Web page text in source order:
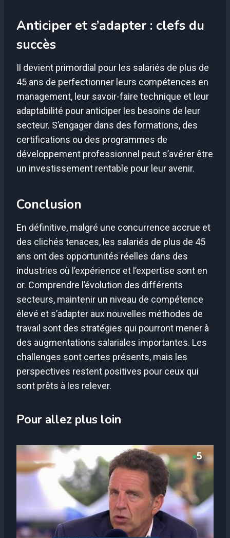
Anticiper et s’adapter : clefs du
succès
Il devient primordial pour les salariés de plus de
45 ans de perfectionner leurs compétences en
management, leur savoir-faire technique et leur
adaptabilité pour anticiper les besoins de leur
secteur. S’engager dans des formations, des
certifications ou des programmes de
développement professionnel peut s’avérer être
un investissement rentable pour leur avenir.
Conclusion
En définitive, malgré une concurrence accrue et
des clichés tenaces, les salariés de plus de 45
ans ont des opportunités réelles dans des
industries où l’expérience et l’expertise sont en
or. Comprendre l’évolution des différents
secteurs, maintenir un niveau de compétence
élevé et s’adapter aux nouvelles méthodes de
travail sont des stratégies qui pourront mener à
des augmentations salariales importantes. Les
challenges sont certes présents, mais les
perspectives restent positives pour ceux qui
sont prêts à les relever.
Pour allez plus loin